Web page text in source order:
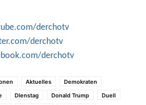
derchotv
derchotv
derchotv
Aktuelles
Demokraten
DIenstag Donald Trump
Duell